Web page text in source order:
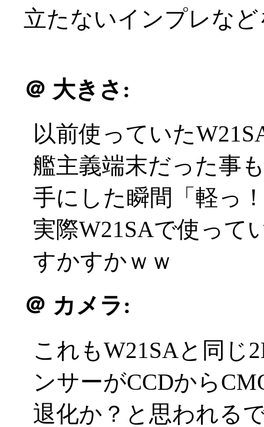
立たないインプレな
＠ 大きさ:
以前使っていた
艦主義端末だった事
手にした瞬間「軽っ
実際W21SAで使って
すかすかｗｗ
＠ カメラ:
これもW21SAと同じ
ンサーがCCDから
退化か？と思われる